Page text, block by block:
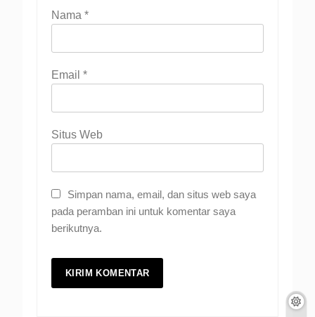
Nama *
Email *
Situs Web
Simpan nama, email, dan situs web saya
pada peramban ini untuk komentar saya
berikutnya.